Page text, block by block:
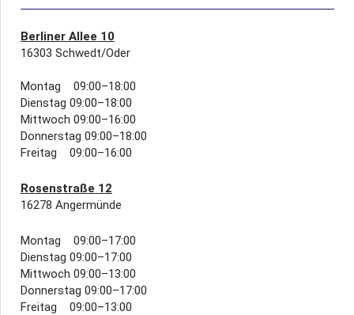
Berliner Allee 10
16303 Schwedt/Oder
Montag 09:00–18:00
Dienstag 09:00–18:00
Mittwoch 09:00–16:00
Donnerstag 09:00–18:00
Freitag 09:00–16:00
Rosenstraße 12
16278 Angermünde
Montag 09:00–17:00
Dienstag 09:00–17:00
Mittwoch 09:00–13:00
Donnerstag 09:00–17:00
Freitag 09:00–13:00